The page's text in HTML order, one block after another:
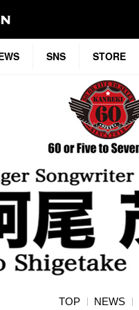
SNS STORE
TOP NEWS